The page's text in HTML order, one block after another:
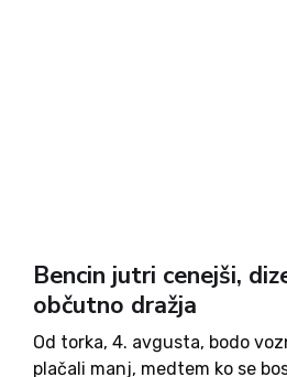
Bencin jutri cenejši,
občutno dražja
Od torka, 4. avgusta, bodo
plačali manj, medtem ko se